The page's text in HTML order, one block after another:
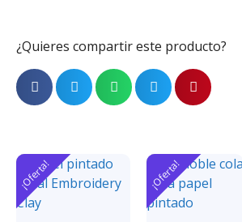
¿Quieres compartir este producto?
¡Oferta! ¡Oferta!